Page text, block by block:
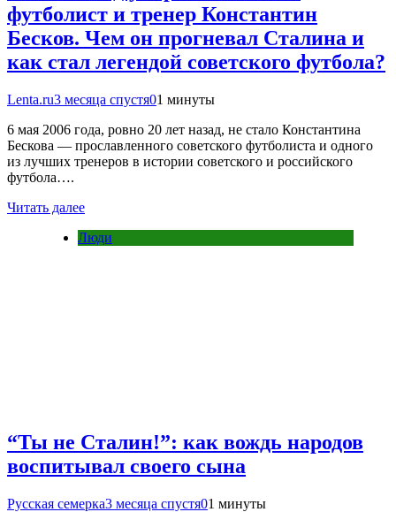
футболист и тренер Константин
Бесков. Чем он прогневал Сталина и
как стал легендой советского футбола?
Lenta.ru3 месяца спустя01 минуты
6 мая 2006 года, ровно 20 лет назад, не стало Константина
Бескова — прославленного советского футболиста и одного
из лучших тренеров в истории советского и российского
футбола….
Читать далее
Люди
“Ты не Сталин!”: как вождь народов
воспитывал своего сына
Русская семерка3 месяца спустя01 минуты